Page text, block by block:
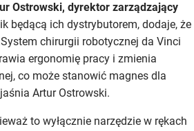
Ostrowski, dyrektor zarządzający
będącą ich dystrybutorem, dodaje, że
chirurgii robotycznej da Vinci
ergonomię pracy i zmienia
co może stanowić magnes dla
Artur Ostrowski.
to wyłącznie narzędzie w rękach